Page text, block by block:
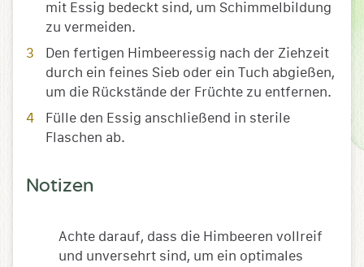
mit Essig bedeckt sind, um Schimmelbildung
zu vermeiden.
Den fertigen Himbeeressig nach der Ziehzeit
durch ein feines Sieb oder ein Tuch abgießen,
um die Rückstände der Früchte zu entfernen.
Fülle den Essig anschließend in sterile
Flaschen ab.
Notizen
Achte darauf, dass die Himbeeren vollreif
und unversehrt sind, um ein optimales